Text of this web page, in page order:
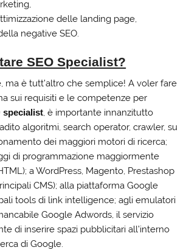
delle landing page,
negative SEO.
SEO Specialist?
ma è tutt’altro che semplice! A voler fare
sui requisiti e le competenze per
specialist, è importante innanzitutto
algoritmi, search operator, crawler, su
dei maggiori motori di ricerca;
di programmazione maggiormente
a WordPress, Magento, Prestashop
CMS); alla piattaforma Google
tools di link intelligence; agli emulatori
Google Adwords, il servizio
di inserire spazi pubblicitari all’interno
di Google.